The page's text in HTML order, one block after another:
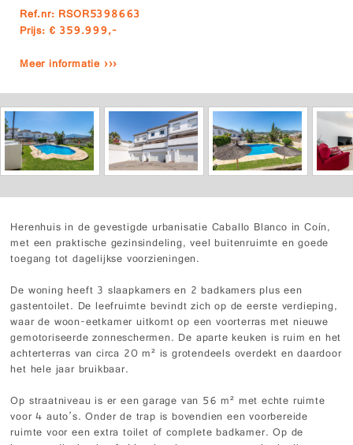
Ref.nr: RSOR5398663
Prijs: € 359.999,-
Meer informatie ›››
Herenhuis in de gevestigde urbanisatie Caballo Blanco in Coín,
met een praktische gezinsindeling, veel buitenruimte en goede
toegang tot dagelijkse voorzieningen.
De woning heeft 3 slaapkamers en 2 badkamers plus een
gastentoilet. De leefruimte bevindt zich op de eerste verdieping,
waar de woon-eetkamer uitkomt op een voorterras met nieuwe
gemotoriseerde zonneschermen. De aparte keuken is ruim en het
achterterras van circa 20 m² is grotendeels overdekt en daardoor
het hele jaar bruikbaar.
Op straatniveau is er een garage van 56 m² met echte ruimte
voor 4 auto’s. Onder de trap is bovendien een voorbereide
ruimte voor een extra toilet of complete badkamer. Op de